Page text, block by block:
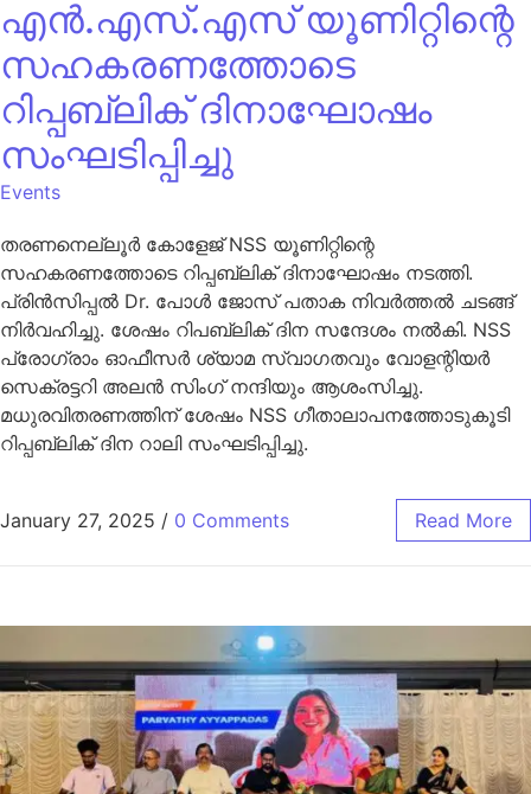
എൻ.എസ്.എസ് യൂണിറ്റിന്റെ
സഹകരണത്തോടെ
റിപ്പബ്ലിക് ദിനാഘോഷം
സംഘടിപ്പിച്ചു
Events
തരണനെല്ലൂർ കോളേജ് NSS യൂണിറ്റിന്റെ
സഹകരണത്തോടെ റിപ്പബ്ലിക് ദിനാഘോഷം നടത്തി.
പ്രിൻസിപ്പൽ Dr. പോൾ ജോസ് പതാക നിവർത്തൽ ചടങ്ങ്
നിർവഹിച്ചു. ശേഷം റിപബ്ലിക് ദിന സന്ദേശം നൽകി. NSS
പ്രോഗ്രാം ഓഫീസർ ശ്യാമ സ്വാഗതവും വോളന്റിയർ
സെക്രട്ടറി അലൻ സിംഗ് നന്ദിയും ആശംസിച്ചു.
മധുരവിതരണത്തിന് ശേഷം NSS ഗീതാലാപനത്തോടുകൂടി
റിപ്പബ്ലിക് ദിന റാലി സംഘടിപ്പിച്ചു.
January 27, 2025 / 0 Comments Read More